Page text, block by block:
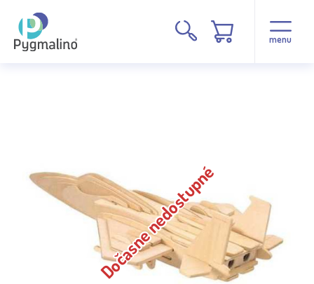
menu
Dočasne nedostupné